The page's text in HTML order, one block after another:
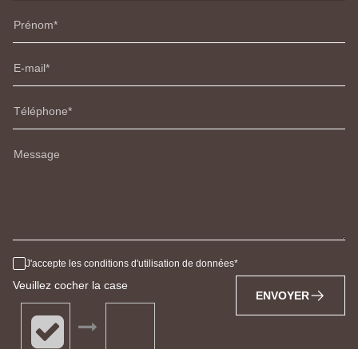
Prénom
E-mail
Téléphone
Message
J'accepte les conditions d'utilisation de données
Veuillez cocher la case
ENVOYER